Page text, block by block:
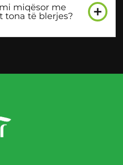
miqësor me
tona të blerjes?